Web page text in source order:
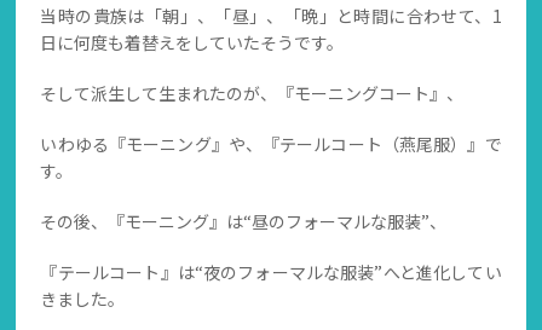
当時の貴族は「朝」、「昼」、「晩」と時間に合わせて、1
日に何度も着替えをしていたそうです。
そして派生して生まれたのが、『モーニングコート』、
いわゆる『モーニング』や、『テールコート（燕尾服）』で
す。
その後、『モーニング』は“昼のフォーマルな服装”、
『テールコート』は“夜のフォーマルな服装”へと進化してい
きました。